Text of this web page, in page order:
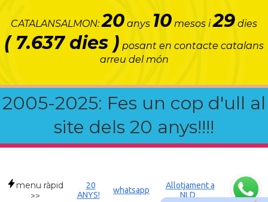
CATALANSALMON:20 anys 10 mesos i29 dies
( 7.637 dies ) posant en contacte catalans
arreu del món
2005-2025: Fes un cop d'ull al
site dels 20 anys!!!!
menu ràpid
>>
20
ANYS!
whatsapp
Allotjament a
NLD